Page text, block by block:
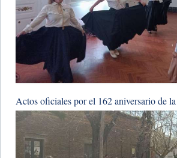
​Actos oficiales por el 162 aniversario de